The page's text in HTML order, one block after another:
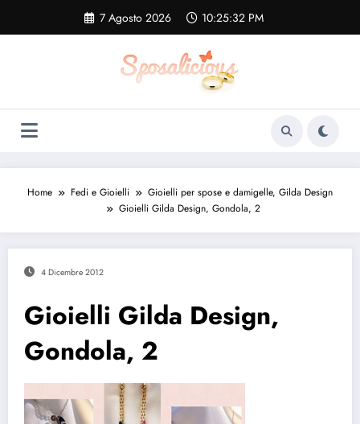
contenuto
7 Agosto 2026 10:25:33 PM
Home Fedi e Gioielli
Gioielli per spose e damigelle, Gilda Design
Gioielli Gilda Design, Gondola, 2
4 Dicembre 2012
Gioielli Gilda Design,
Gondola, 2